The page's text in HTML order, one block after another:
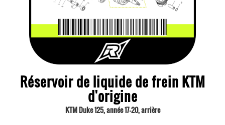
Réservoir de liquide de frein KTM
d'origine
KTM Duke 125, année 17-20, arrière